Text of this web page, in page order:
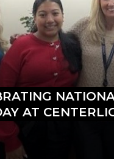
AT